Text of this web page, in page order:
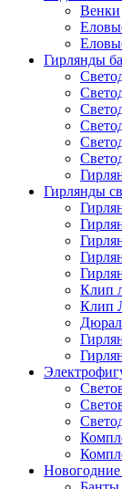
Венки
Гирлянды
Гирлянды
Клип
Клип